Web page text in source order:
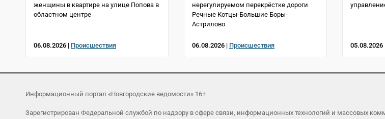
женщины в квартире на улице Попова в
областном центре
06.08.2026 | Происшествия
нерегулируемом перекрёстке дороги
Речные Котцы-Большие Боры-
Астрилово
06.08.2026 | Происшествия 05.08.2026
Информационный портал «Новгородские ведомости» 16+
Зарегистрирован Федеральной службой по надзору в сфере связи, информационных технологий и массовых